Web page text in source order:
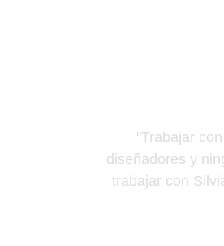
"Trabajar
diseñadores y
trabajar con